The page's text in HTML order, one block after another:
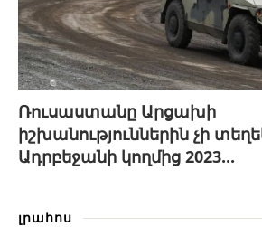
Ռուսաստանը Արցախի
իշխանություններին չի
Ադրբեջանի կողմից 2023...
լրահոս